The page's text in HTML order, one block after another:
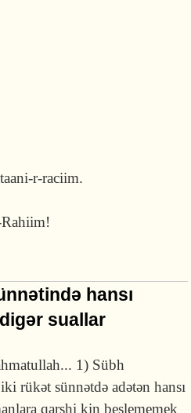
r-raciim.
hansı
suallar
1) Sübh
rükət sünnətdə adətən hansı
qarshi kin beslememek